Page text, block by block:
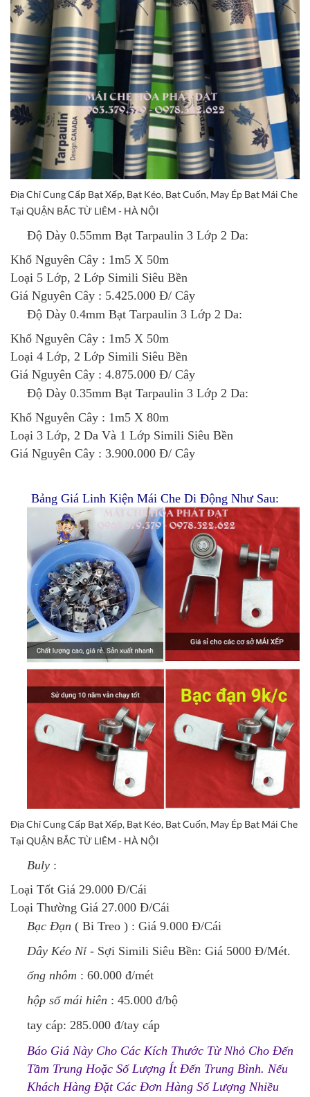
Địa Chỉ Cung Cấp Bạt Xếp, Bạt Kéo, Bạt Cuốn, May Ép Bạt Mái Che
Tại QUẬN BẮC TỪ LIÊM - HÀ NỘI
Độ Dày 0.55mm Bạt Tarpaulin 3 Lớp 2 Da:
Khổ Nguyên Cây : 1m5 X 50m
Loại 5 Lớp, 2 Lớp Simili Siêu Bền
Giá Nguyên Cây : 5.425.000 Đ/ Cây
Độ Dày 0.4mm Bạt Tarpaulin 3 Lớp 2 Da:
Khổ Nguyên Cây : 1m5 X 50m
Loại 4 Lớp, 2 Lớp Simili Siêu Bền
Giá Nguyên Cây : 4.875.000 Đ/ Cây
Độ Dày 0.35mm Bạt Tarpaulin 3 Lớp 2 Da:
Khổ Nguyên Cây : 1m5 X 80m
Loại 3 Lớp, 2 Da Và 1 Lớp Simili Siêu Bền
Giá Nguyên Cây : 3.900.000 Đ/ Cây
Bảng Giá Linh Kiện Mái Che Di Động Như Sau:
Địa Chỉ Cung Cấp Bạt Xếp, Bạt Kéo, Bạt Cuốn, May Ép Bạt Mái Che
Tại QUẬN BẮC TỪ LIÊM - HÀ NỘI
Buly :
Loại Tốt Giá 29.000 Đ/Cái
Loại Thường Giá 27.000 Đ/Cái
Bạc Đạn ( Bi Treo ) : Giá 9.000 Đ/Cái
Dây Kéo Nỉ - Sợi Simili Siêu Bền: Giá 5000 Đ/Mét.
ống nhôm : 60.000 đ/mét
hộp số mái hiên : 45.000 đ/bộ
tay cáp: 285.000 đ/tay cáp
Báo Giá Này Cho Các Kích Thước Từ Nhỏ Cho Đến
Tầm Trung Hoặc Số Lượng Ít Đến Trung Bình. Nếu
Khách Hàng Đặt Các Đơn Hàng Số Lượng Nhiều